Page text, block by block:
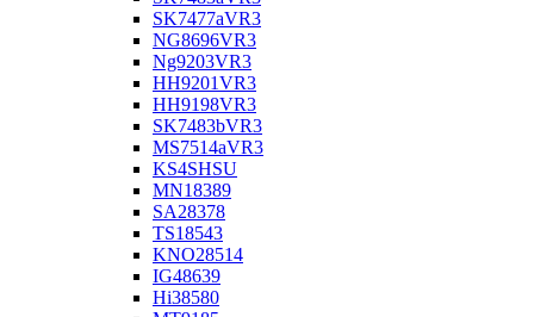
SK7477aVR3
NG8696VR3
Ng9203VR3
HH9201VR3
HH9198VR3
SK7483bVR3
MS7514aVR3
KS4SHSU
MN18389
SA28378
TS18543
KNO28514
IG48639
Hi38580